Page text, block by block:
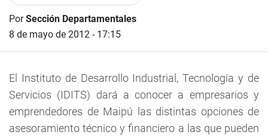
PorSección Departamentales
8 de mayo de 2012 - 17:15
El Instituto de Desarrollo Industrial, Tecnología y de
Servicios (IDITS) dará a conocer a empresarios y
emprendedores de Maipú las distintas opciones de
asesoramiento técnico y financiero a las que pueden